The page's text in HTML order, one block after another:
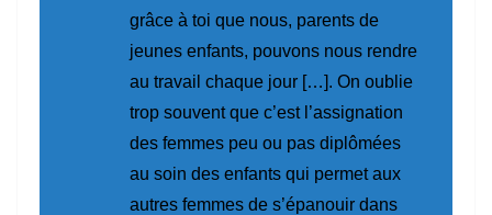
grâce à toi que nous, parents de
jeunes enfants, pouvons nous rendre
au travail chaque jour […]. On oublie
trop souvent que c’est l’assignation
des femmes peu ou pas diplômées
au soin des enfants qui permet aux
autres femmes de s’épanouir dans